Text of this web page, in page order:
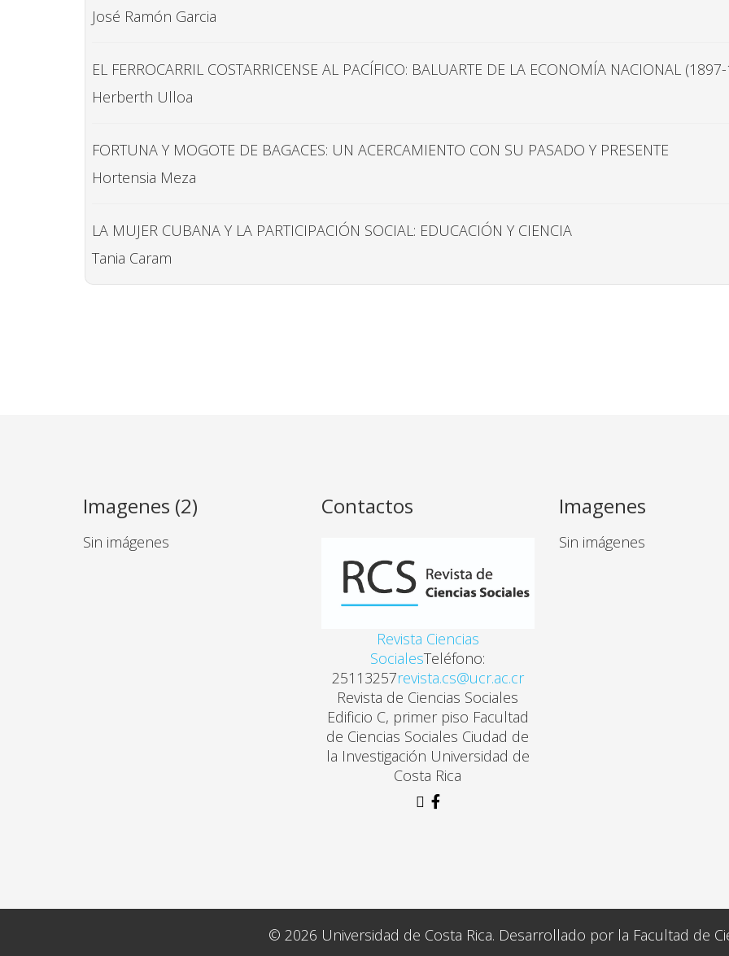
José Ramón Garcia
EL FERROCARRIL COSTARRICENSE AL PACÍFICO: BALUARTE DE LA ECONOMÍA NACIONAL
Herberth Ulloa
FORTUNA Y MOGOTE DE BAGACES: UN ACERCAMIENTO CON SU PASADO Y PRESENTE
Hortensia Meza
LA MUJER CUBANA Y LA PARTICIPACIÓN SOCIAL: EDUCACIÓN Y CIENCIA
Tania Caram
Imagenes (2)
Sin imágenes
Contactos
Revista Ciencias
SocialesTeléfono:
25113257revista.cs@ucr.ac.cr
Revista de Ciencias Sociales
Edificio C, primer piso Facultad
de Ciencias Sociales Ciudad de
la Investigación Universidad de
Costa Rica
Imagenes
Sin imágenes
© 2026 Universidad de Costa Rica. Desarrollado por la Facultad de